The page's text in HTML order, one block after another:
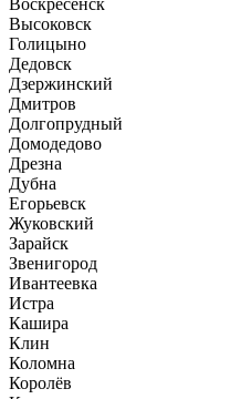
Воскресенск
Высоковск
Голицыно
Дедовск
Дзержинский
Дмитров
Долгопрудный
Домодедово
Дрезна
Дубна
Егорьевск
Жуковский
Зарайск
Звенигород
Ивантеевка
Истра
Кашира
Клин
Коломна
Королёв